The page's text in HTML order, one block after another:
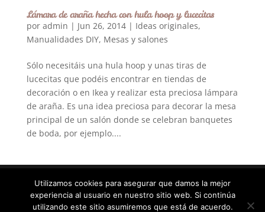
Lámara de araña hecha con hula hoop y lucecitas
por admin | Jun 26, 2014| Ideas originales,
Manualidades DIY, Mesas y salones
Sólo necesitáis una hula hoop y unas tiras de
lucecitas que podéis encontrar en tiendas de
decoración o en Ikea y realizar esta preciosa lámpara
de araña. Es una idea preciosa para decorar la mesa
principal de un salón donde se celebran banquetes
de boda, por ejemplo....
Diseñado porElegant Themes | Desarrollado por
Utilizamos cookies para asegurar que damos la mejor
experiencia al usuario en nuestro sitio web. Si continúa
utilizando este sitio asumiremos que está de acuerdo.